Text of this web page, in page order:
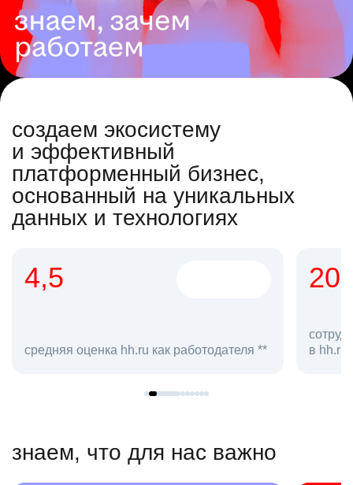
создаем экосистему
и эффективный
платформенный бизнес,
основанный на уникальных
данных и технологиях
4,5
средняя оценка hh.ru как работодателя **
в hh.ru
знаем, что для нас важно